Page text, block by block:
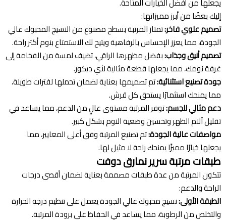
إليك بعضًا من أبرز مميزاتها:
تصميم علوي فاخر:تمتاز المرتبة بسطح مصنوع من النسيج المحبوك عالي
الجودة، مما يعزز الإحساس بالرفاهية ويتيح لك الاستمتاع بنوم أكثر راحة.
تصميم أنيق وجذاب:بفضل مظهرها الراقي، تضيف لمسة من الفخامة إلى
غرفة نومك، مما يجعلها قطعة مثالية لأي ديكور.
جودة تصنيع استثنائية:تم تصميمها بعناية لضمان تحملها لفترات طويلة،
مما يمنحك استثمارًا يستحق كل قرش.
دعم مثالي للجسم:توفر المرتبة مستوى عالٍ من الدعم، مما يساعد في
تقليل آلام الظهر وتحسين وضعية النوم بشكل كبير.
مواصفات عالية الجودة:تم تصنيع المرتبة وفق أعلى المعايير، مما
يجعلها خيارًا مميزًا يمنحك راحة لا مثيل لها.
طبقات مرتبة سرير نمارق دوفت
تتكون المرتبة من عدة طبقات مصممة بعناية لضمان أقصى درجات
الراحة والدعم:
الطبقة الأولى:نسيج محبوك عالي الجودة يعمل على تنظيم درجة الحرارة
والتخلص من الرطوبة، مما يساعد في الحفاظ على برودة المرتبة.